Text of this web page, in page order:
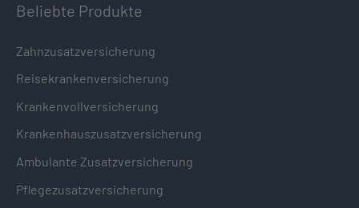
Beliebte Produkte
Zahnzusatzversicherung
Reisekrankenversicherung
Krankenvollversicherung
Krankenhauszusatzversicherung
Ambulante Zusatzversicherung
Pflegezusatzversicherung